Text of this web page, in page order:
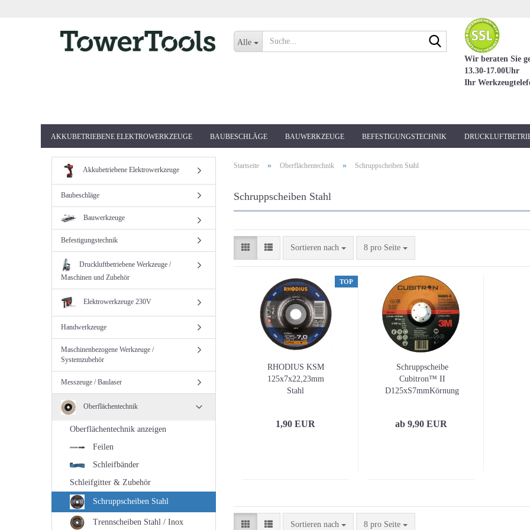
Alle
Suche...
Wir beraten Sie
13.30-17.00Uhr
Ihr
AKKUBETRIEBENE ELEKTROWERKZEUGE BAUBESCHLÄGE BAUWERKZEUGE BEFESTIGUNGSTECHNIK
Startseite » Oberflächentechnik » Schruppscheiben Stahl
Schruppscheiben Stahl
Sortieren nach
Sortieren nach 8 pro Seite
pro Seite
TOP
RHODIUS KSM
125x7x22,23mm
Stahl
1,90 EUR
Schruppscheibe
Cubitron™ II
D125xS7mmKörnung
ab 9,90 EUR
Sortieren nach
Sortieren nach 8 pro Seite
pro Seite
Akkubetriebene Elektrowerkzeuge
Baubeschläge
Bauwerkzeuge
Befestigungstechnik
Druckluftbetriebene Werkzeuge /
Maschinen und Zubehör
Elektrowerkzeuge 230V
Handwerkzeuge
Maschinenbezogene Werkzeuge /
Systemzubehör
Messzeuge / Baulaser
Oberflächentechnik
Oberflächentechnik anzeigen
Feilen
Schleifbänder
Schleifgitter & Zubehör
Schruppscheiben Stahl
Trennscheiben Stahl / Inox